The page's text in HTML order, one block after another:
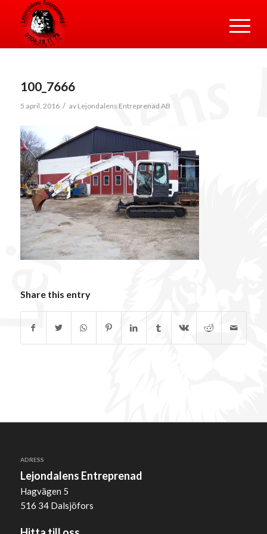
100_7666
5 april, 2016 / av Lejondalens Entreprenad AB
Share this entry
ADRESS
Lejondalens Entreprenad
Hagvägen 5
516 34 Dalsjöfors